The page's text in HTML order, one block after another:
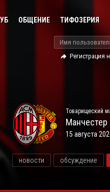
ОБЩЕНИЕ ТИФОЗЕРИЯ
Регистрация
Товарищеский
15 августа
новости обсуждение